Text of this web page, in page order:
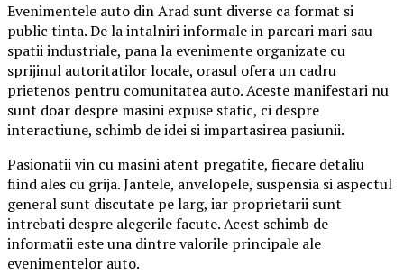
Evenimentele auto din Arad sunt diverse ca format si
public tinta. De la intalniri informale in parcari mari sau
spatii industriale, pana la evenimente organizate cu
sprijinul autoritatilor locale, orasul ofera un cadru
prietenos pentru comunitatea auto. Aceste manifestari nu
sunt doar despre masini expuse static, ci despre
interactiune, schimb de idei si impartasirea pasiunii.
Pasionatii vin cu masini atent pregatite, fiecare detaliu
fiind ales cu grija. Jantele, anvelopele, suspensia si aspectul
general sunt discutate pe larg, iar proprietarii sunt
intrebati despre alegerile facute. Acest schimb de
informatii este una dintre valorile principale ale
evenimentelor auto.